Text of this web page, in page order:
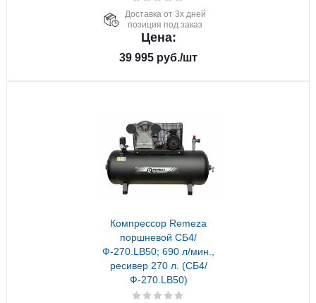
Доставка от 3х дней
позиция под заказ
Цена:
39 995 руб./шт
Компрессор Remeza
поршневой СБ4/
Ф-270.LB50; 690 л/мин.,
ресивер 270 л. (СБ4/
Ф-270.LB50)